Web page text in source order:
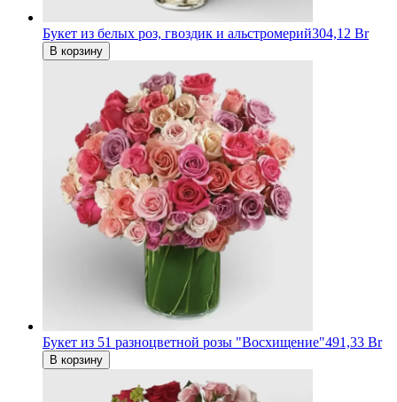
Букет из белых роз, гвоздик и альстромерий304,12 Br
В корзину
Букет из 51 разноцветной розы "Восхищение"491,33 Br
В корзину